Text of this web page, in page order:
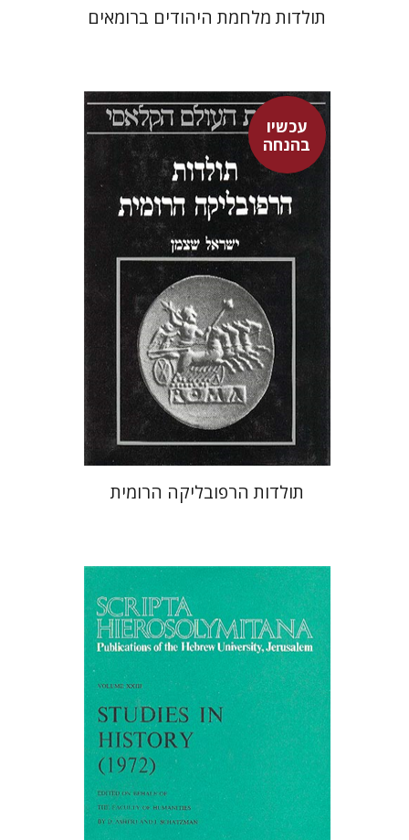
תולדות מלחמת היהודים ברומאים
עכשיו
בהנחה
ישראל שצמן
עכשיו בהנחה
$71
$52
תולדות הרפובליקה הרומית
ישראל שצמן
David Asheri
David Asheri
ישראל שצמן